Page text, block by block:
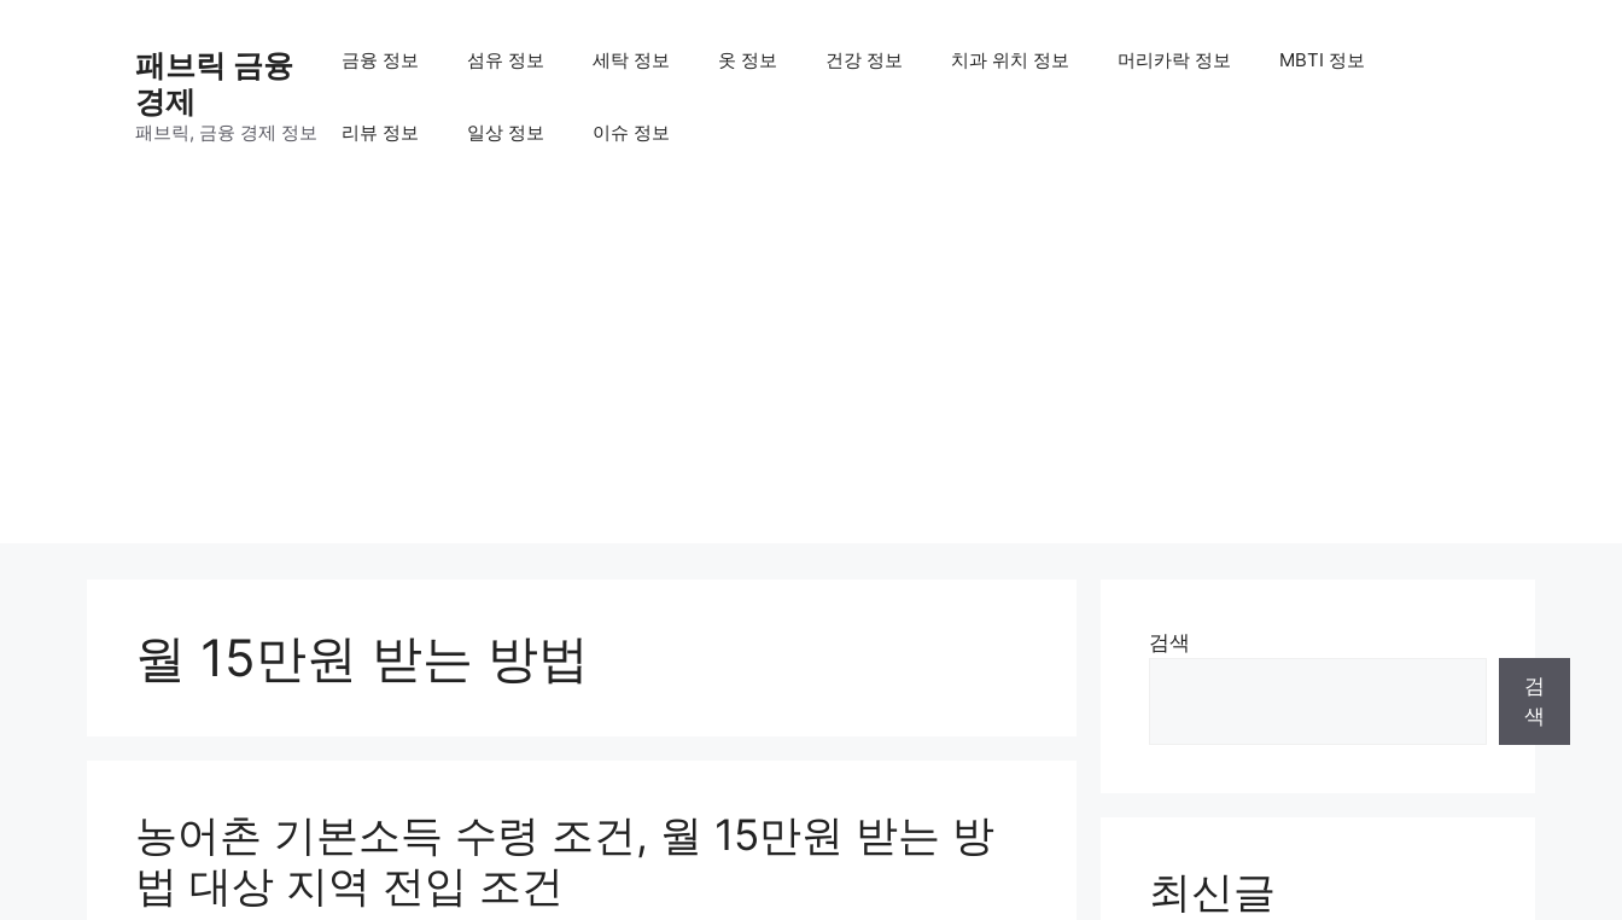
패브릭 금융
경제
패브릭, 금융 경제 정보
금융 정보 섬유 정보 세탁 정보 옷 정보 건강 정보 치과 위치 정보 머리카락 정보 MBTI 정보
리뷰 정보 일상 정보 이슈 정보
월 15만원 받는 방법
농어촌 기본소득 수령 조건, 월 15만원 받는 방
법 대상 지역 전입 조건
검색
검
색
최신글